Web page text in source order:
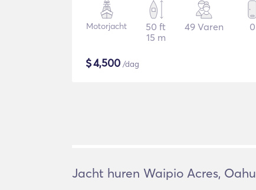
Motorjacht
50 ft
15 m
49 Varen 0
$4,500 /dag
Jacht huren Waipio Acres, Oahu